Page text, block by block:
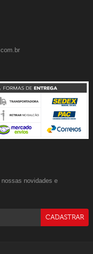
novidades e